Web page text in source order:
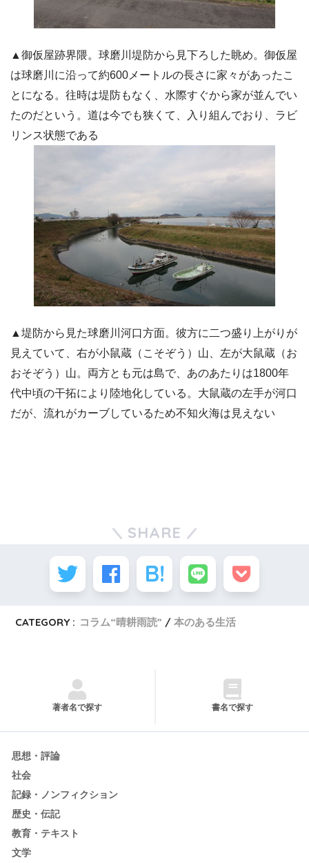
▲御仮屋跡界隈。球磨川堤防から見下ろした眺め。御仮屋
は球磨川に沿って約600メートルの長さに家々があったこ
とになる。往時は堤防もなく、水際すぐから家が並んでい
たのだという。道は今でも狭くて、入り組んでおり、ラビ
リンス状態である
▲堤防から見た球磨川河口方面。彼方に二つ盛り上がりが
見えていて、右が小鼠蔵（こそぞう）山、左が大鼠蔵（お
おそぞう）山。両方とも元は島で、あのあたりは1800年
代中頃の干拓により陸地化している。大鼠蔵の左手が河口
だが、流れがカーブしているため不知火海は見えない
SHARE
CATEGORY : コラム“晴耕雨読” 本のある生活
著者名で探す 書名で探す
思想・評論
社会
記録・ノンフィクション
歴史・伝記
教育・テキスト
文学